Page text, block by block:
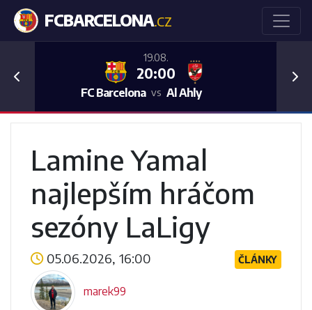
FCBARCELONA.CZ
19.08.
20:00
FC Barcelona vs Al Ahly
Previous
Lamine Yamal
najlepším hráčom
sezóny LaLigy
05.06.2026, 16:00 ČLÁNKY
marek99